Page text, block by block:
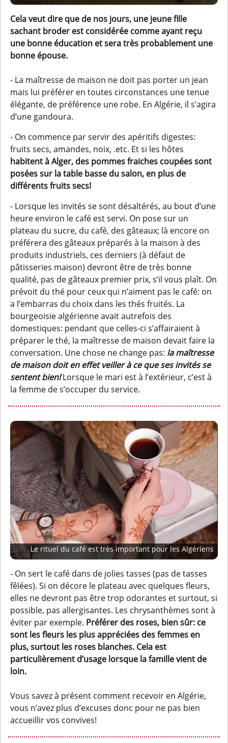
Cela veut dire que de nos jours, une jeune fille
sachant broder est considérée comme ayant reçu
une bonne éducation et sera très probablement une
bonne épouse.
- La maîtresse de maison ne doit pas porter un jean
mais lui préférer en toutes circonstances une tenue
élégante, de préférence une robe. En Algérie, il s’agira
d’une gandoura.
- On commence par servir des apéritifs digestes:
fruits secs, amandes, noix, .etc. Et si les hôtes
habitent à Alger, des pommes fraiches coupées sont
posées sur la table basse du salon, en plus de
différents fruits secs!
- Lorsque les invités se sont désaltérés, au bout d’une
heure environ le café est servi. On pose sur un
plateau du sucre, du café, des gâteaux; là encore on
préférera des gâteaux préparés à la maison à des
produits industriels, ces derniers (à défaut de
pâtisseries maison) devront être de très bonne
qualité, pas de gâteaux premier prix, s’il vous plaît. On
prévoit du thé pour ceux qui n’aiment pas le café: on
a l’embarras du choix dans les thés fruités. La
bourgeoisie algérienne avait autrefois des
domestiques: pendant que celles-ci s’affairaient à
préparer le thé, la maîtresse de maison devait faire la
conversation. Une chose ne change pas: la maîtresse
de maison doit en effet veiller à ce que ses invités se
sentent bien!Lorsque le mari est à l’extérieur, c’est à
la femme de s’occuper du service.
Le rituel du café est très important pour les Algériens
- On sert le café dans de jolies tasses (pas de tasses
fêlées). Si on décore le plateau avec quelques fleurs,
elles ne devront pas être trop odorantes et surtout, si
possible, pas allergisantes. Les chrysanthèmes sont à
éviter par exemple. Préférer des roses, bien sûr: ce
sont les fleurs les plus appréciées des femmes en
plus, surtout les roses blanches. Cela est
particulièrement d’usage lorsque la famille vient de
loin.
Vous savez à présent comment recevoir en Algérie,
vous n’avez plus d’excuses donc pour ne pas bien
accueillir vos convives!